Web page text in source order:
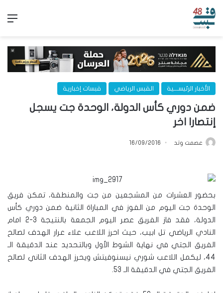
الأخبار الرئيســـية القبس الرياضي قبسات إخبارية
ضمن دوري كأس الدولة، الوحدة جت يسجل
إنتصارا اخر
عصمت وتد 16/09/2016
بحضور العشرات من المشجعين من جت والمنطقة، تمكن فريق
الوحدة جت اليوم من الفوز في المباراة الثانية ضمن دوري كأس
الدولة، فقد فاز الفريق عصر اليوم الجمعة بالنتيجة 3-2 امام
النادي الرياضي تل ابيب، حيث احرز اللاعب علاء عرار الهدف لصالح
الفريق الجتي في نهاية الشوط الأول وبالتحديد عند الدقيقة الـ
44، ليكمل اللاعب شوري نيسنوفيتش ويحرز الهدف الثاني لصالح
الفريق الجتي في الدقيقة الـ 53.